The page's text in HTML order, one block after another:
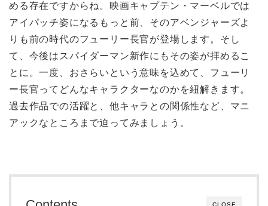
める存在ですからね。映画キャプテン・マーベルでは
アイパッチ姿になるもっと前、そのアベンジャーズよ
りも前の時代のフューリー長官が登場します。そし
て、今後はスパイダーマン新作にもその姿が拝めるこ
とに。一度、おさらいという意味を込めて、フューリ
ー長官ってどんなキャラクターなのかを紐解きます。
過去作品での活躍と、他キャラとの関係性など、マニ
アックなところまで迫ってみましょう。